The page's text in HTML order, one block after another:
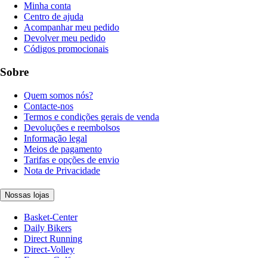
Minha conta
Centro de ajuda
Acompanhar meu pedido
Devolver meu pedido
Códigos promocionais
Sobre
Quem somos nós?
Contacte-nos
Termos e condições gerais de venda
Devoluções e reembolsos
Informação legal
Meios de pagamento
Tarifas e opções de envio
Nota de Privacidade
Nossas lojas
Basket-Center
Daily Bikers
Direct Running
Direct-Volley